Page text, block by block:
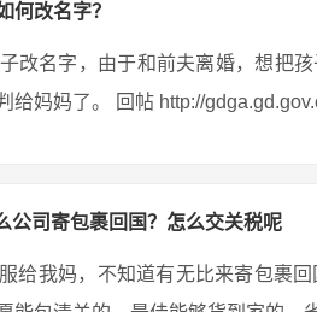
何改名字？
改名字，由于和前夫离婚，想把
给妈妈了。 回帖 http://
公司寄包裹回国？怎么交关税呢
给我妈，不知道有无比来寄包裹